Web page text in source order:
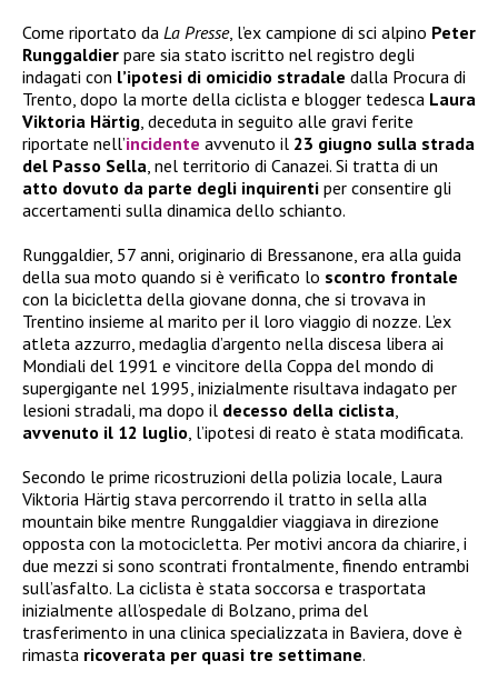
Come riportato da La Presse, l’ex campione di sci alpino Peter
Runggaldier pare sia stato iscritto nel registro degli
indagati con l’ipotesi di omicidio stradale dalla Procura di
Trento, dopo la morte della ciclista e blogger tedesca Laura
Viktoria Härtig, deceduta in seguito alle gravi ferite
riportate nell’incidente avvenuto il 23 giugno sulla strada
del Passo Sella, nel territorio di Canazei. Si tratta di un
atto dovuto da parte degli inquirenti per consentire gli
accertamenti sulla dinamica dello schianto.
Runggaldier, 57 anni, originario di Bressanone, era alla guida
della sua moto quando si è verificato lo scontro frontale
con la bicicletta della giovane donna, che si trovava in
Trentino insieme al marito per il loro viaggio di nozze. L’ex
atleta azzurro, medaglia d’argento nella discesa libera ai
Mondiali del 1991 e vincitore della Coppa del mondo di
supergigante nel 1995, inizialmente risultava indagato per
lesioni stradali, ma dopo il decesso della ciclista,
avvenuto il 12 luglio, l’ipotesi di reato è stata modificata.
Secondo le prime ricostruzioni della polizia locale, Laura
Viktoria Härtig stava percorrendo il tratto in sella alla
mountain bike mentre Runggaldier viaggiava in direzione
opposta con la motocicletta. Per motivi ancora da chiarire, i
due mezzi si sono scontrati frontalmente, finendo entrambi
sull’asfalto. La ciclista è stata soccorsa e trasportata
inizialmente all’ospedale di Bolzano, prima del
trasferimento in una clinica specializzata in Baviera, dove è
rimasta ricoverata per quasi tre settimane.